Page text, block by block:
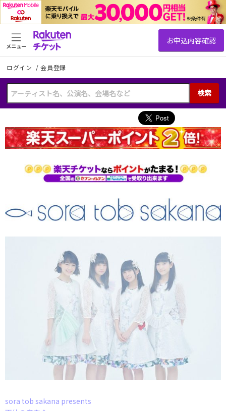
ログイン /会員登録
検索
メニュー
sora tob sakana presents